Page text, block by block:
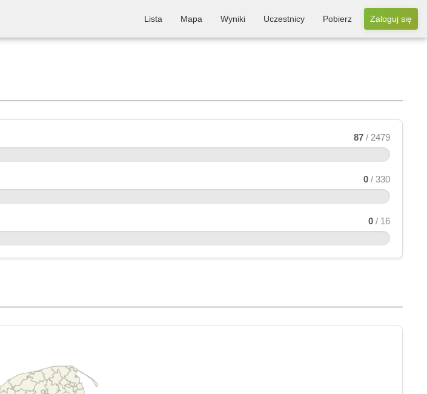
Lista Mapa Wyniki Uczestnicy Pobierz Zaloguj się
87 / 2479
0 / 330
0 / 16